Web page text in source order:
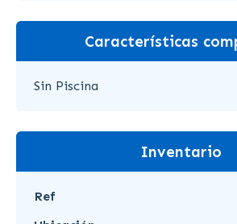
Características
Sin Piscina
Inventario
Ref